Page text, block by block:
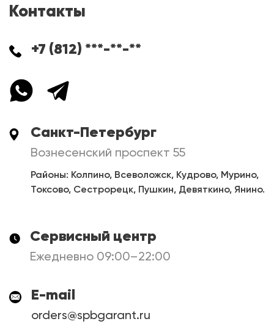
Контакты
+7 (812) ***-**-**
Санкт-Петербург
Вознесенский проспект 55
Районы: Колпино, Всеволожск, Кудрово, Мурино,
Токсово, Сестрорецк, Пушкин, Девяткино, Янино.
Сервисный центр
Ежедневно 09:00–22:00
E-mail
orders@spbgarant.ru